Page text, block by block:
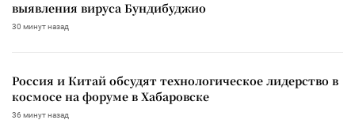
выявления вируса Бундибуджио
30 минут назад
Россия и Китай обсудят технологическое лидерство в
космосе на форуме в Хабаровске
36 минут назад